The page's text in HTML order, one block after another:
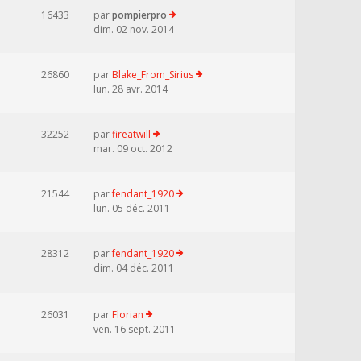
16433 parpompierpro
dim. 02 nov. 2014
26860 par Blake_From_Sirius
lun. 28 avr. 2014
32252 parfireatwill
mar. 09 oct. 2012
21544 parfendant_1920
lun. 05 déc. 2011
28312 parfendant_1920
dim. 04 déc. 2011
26031 par Florian
ven. 16 sept. 2011